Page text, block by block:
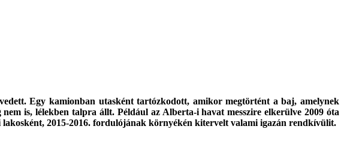
Egy kamionban utasként tartózkodott, amikor megtörtént a baj, amelynek
is, lélekben talpra állt. Például az Alberta-i havat messzire elkerülve 2009 óta
2015-2016. fordulójának környékén kitervelt valami igazán rendkívülit.